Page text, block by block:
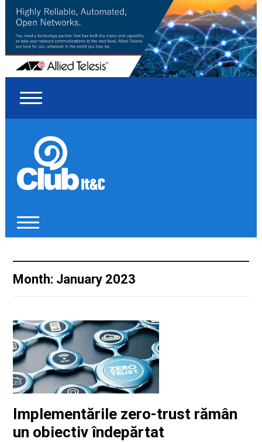
Month: January 2023
Implementările zero-trust rămân
un obiectiv îndepărtat